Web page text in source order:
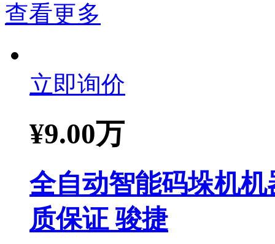
查看更多
立即询价
¥9.00万
全自动智能码垛机
质保证 骏捷